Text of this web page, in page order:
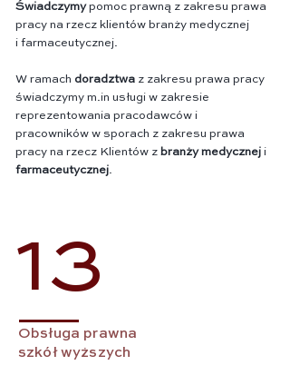
Świadczymypomoc prawną z zakresu prawa
pracy na rzecz klientów branży medycznej
i farmaceutycznej.
W ramach doradztwa z zakresu prawa pracy
świadczymy m.in usługi w zakresie
reprezentowania pracodawców i
pracowników w sporach z zakresu prawa
pracy na rzecz Klientów z branży medycznej i
farmaceutycznej.
13
Obsługa prawna
szkół wyższych